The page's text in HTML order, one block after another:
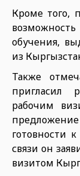
Кроме того,
обучения,
из
Также
пригласил
рабочим
готовности
связи он
визитом